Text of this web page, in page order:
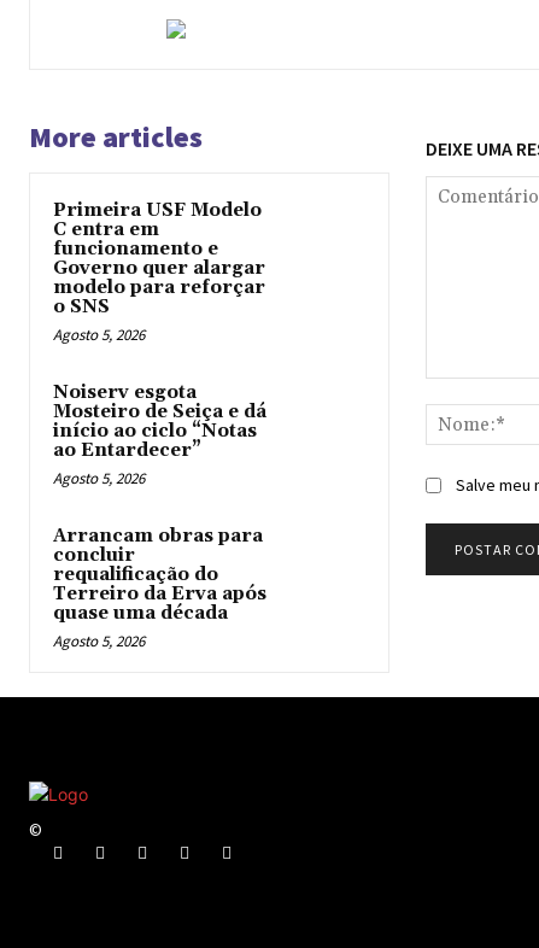
More articles
Primeira USF Modelo
C entra em
funcionamento e
Governo quer alargar
modelo para reforçar
o SNS
Agosto 5, 2026
Noiserv esgota
Mosteiro de Seiça e dá
início ao ciclo “Notas
ao Entardecer”
Agosto 5, 2026
Arrancam obras para
concluir
requalificação do
Terreiro da Erva após
quase uma década
Agosto 5, 2026
DEIXE UMA
Salve meu
©